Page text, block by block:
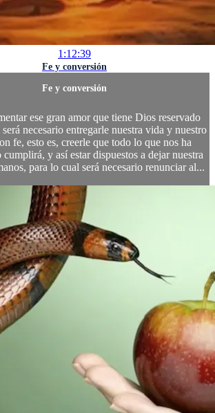
1:12:39
Fe y conversión
Fe y conversión
ese gran amor que tiene Dios reservado
necesario entregarle nuestra vida y nuestro
fe, esto es, creerle que todo lo que nos ha
y así estar dispuestos a dejar nuestra
para lo cual será necesario renunciar al...